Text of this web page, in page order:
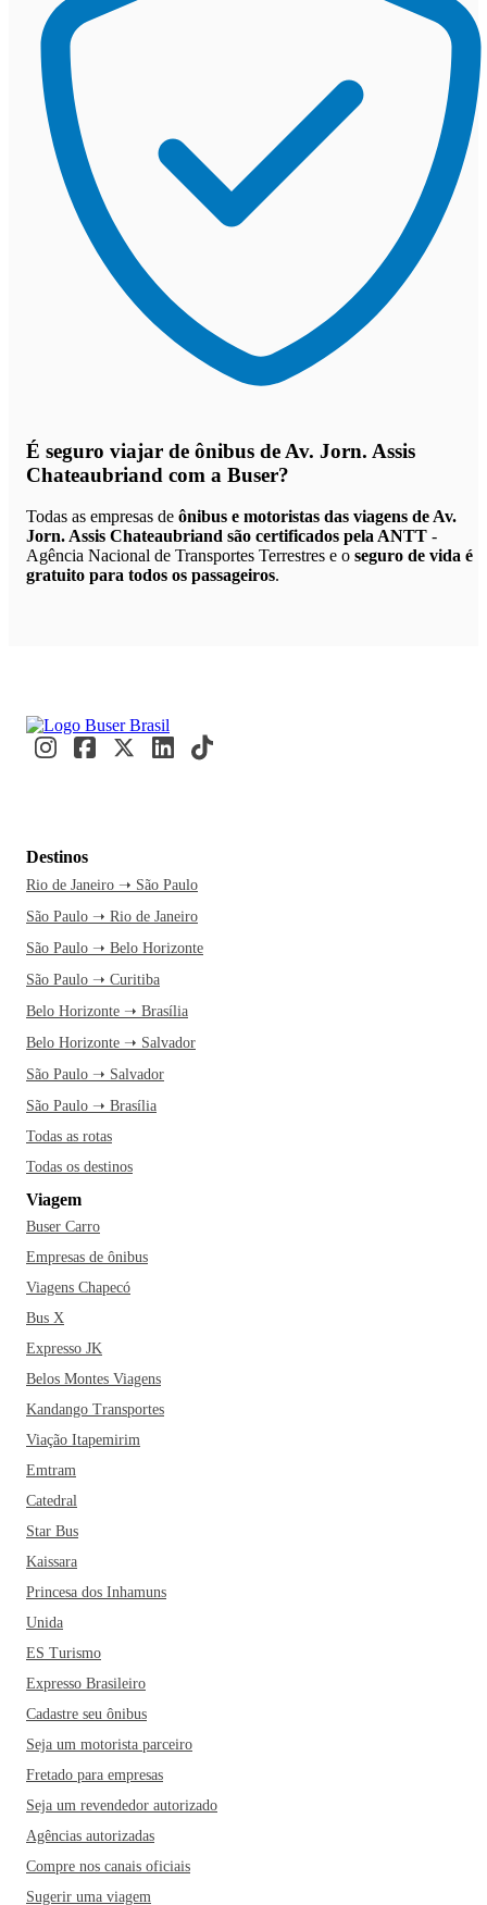
É seguro viajar de ônibus de Av. Jorn. Assis
Chateaubriand com a Buser?
Todas as empresas de ônibus e motoristas das viagens de Av.
Jorn. Assis Chateaubriand são certificados pela ANTT -
Agência Nacional de Transportes Terrestres e o seguro de vida é
gratuito para todos os passageiros.
Destinos
Rio de Janeiro ➝ São Paulo
São Paulo ➝ Rio de Janeiro
São Paulo ➝ Belo Horizonte
São Paulo ➝ Curitiba
Belo Horizonte ➝ Brasília
Belo Horizonte ➝ Salvador
São Paulo ➝ Salvador
São Paulo ➝ Brasília
Todas as rotas
Todas os destinos
Viagem
Buser Carro
Empresas de ônibus
Viagens Chapecó
Bus X
Expresso JK
Belos Montes Viagens
Kandango Transportes
Viação Itapemirim
Emtram
Catedral
Star Bus
Kaissara
Princesa dos Inhamuns
Unida
ES Turismo
Expresso Brasileiro
Cadastre seu ônibus
Seja um motorista parceiro
Fretado para empresas
Seja um revendedor autorizado
Agências autorizadas
Compre nos canais oficiais
Sugerir uma viagem